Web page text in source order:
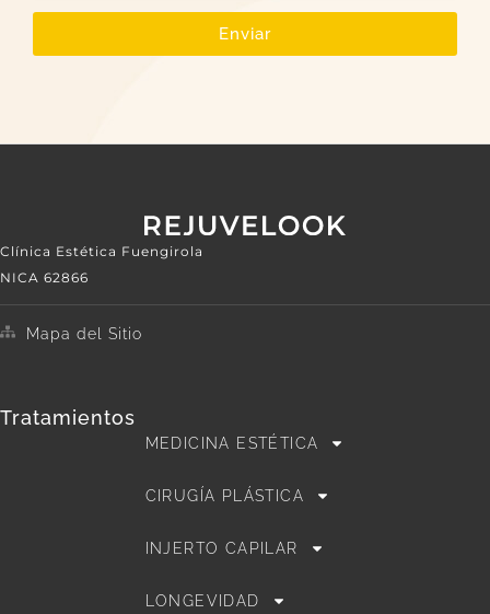
Enviar
Clínica Estética Fuengirola
NICA 62866
Mapa del Sitio
Tratamientos
MEDICINA ESTÉTICA
CIRUGÍA PLÁSTICA
INJERTO CAPILAR
LONGEVIDAD